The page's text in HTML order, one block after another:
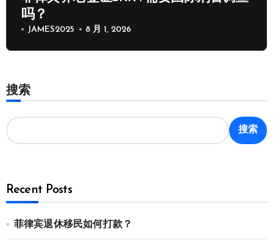
吗？
JAMES2025 8 月 1, 2026
搜索
搜索
Recent Posts
菲律宾退休移民如何打款？